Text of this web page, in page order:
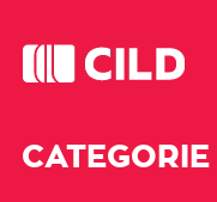
CATEGORIE